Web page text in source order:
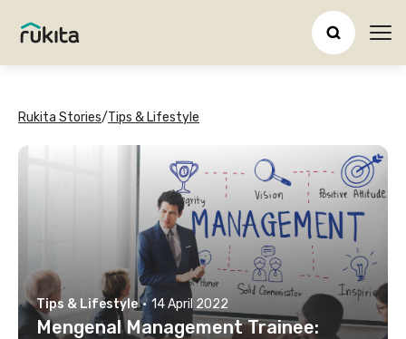
Rukita Stories/Tips & Lifestyle
Tips & Lifestyle · 14 April 2022
Mengenal Management Trainee: